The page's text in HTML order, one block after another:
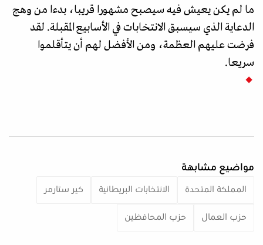
ما لم يكن يعيش فيه سيصبح مشهورا قريبا، بدءا من وهج
الدعاية الذي سيسبق الانتخابات في الأسابيع المقبلة. لقد
فرضت عليهم العظمة، ومن الأفضل لهم أن يتأقلموا
سريعا.
مواضيع مشابهة
المملكة المتحدة الانتخابات البريطانية كير ستارمر
حزب العمال حزب المحافظين